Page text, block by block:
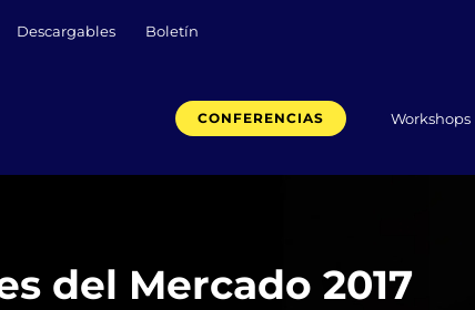
Descargables Boletín
CONFERENCIAS Workshops
del Mercado 2017